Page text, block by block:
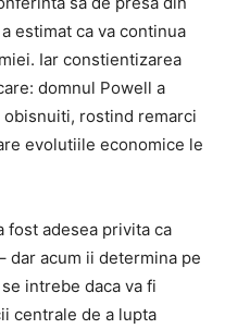
estimat ca va continua
Iar constientizarea
domnul Powell a
obisnuiti, rostind remarci
evolutiile economice le
fost adesea privita ca
dar acum ii determina pe
intrebe daca va fi
centrale de a lupta